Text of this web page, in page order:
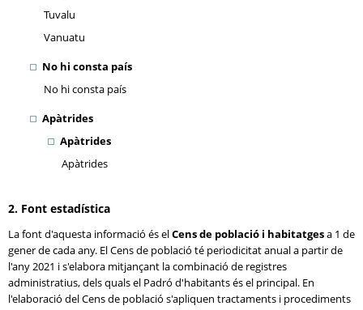
Tuvalu
Vanuatu
No hi consta país
No hi consta país
Apàtrides
Apàtrides
Apàtrides
2. Font estadística
La font d'aquesta informació és elCens de població i habitatgesa 1 de
gener de cada any. El Cens de població té periodicitat anual a partir de
l'any 2021 i s'elabora mitjançant la combinació de registres
administratius, dels quals el Padró d'habitants és el principal. En
l'elaboració del Cens de població s'apliquen tractaments i procediments